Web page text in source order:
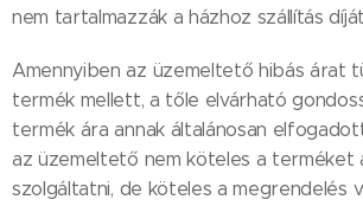
nem tartalmazzák a házhoz szállítás
Amennyiben az üzemeltető hibás árat
termék mellett, a tőle elvárható
termék ára annak általánosan
az üzemeltető nem köteles a terméket
szolgáltatni, de köteles a megrendelés